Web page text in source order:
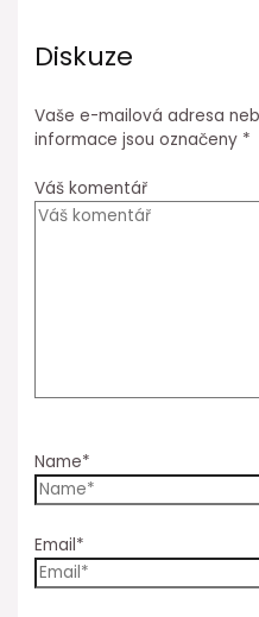
Diskuze
Vaše e-mailová adresa
informace jsou označeny *
Váš komentář
Name*
Email*